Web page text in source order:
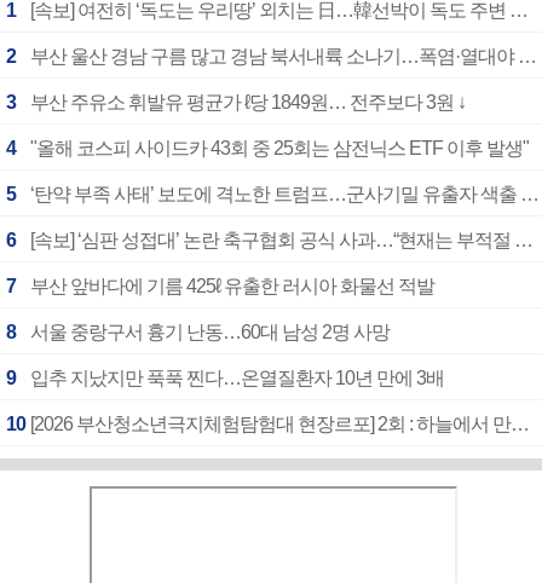
1 [속보] 여전히 ‘독도는 우리땅’ 외치는 日…韓선박이 독도 주변 해양조사 활동하자 반발
2 부산 울산 경남 구름 많고 경남 북서내륙 소나기…폭염·열대야 계속
3 부산 주유소 휘발유 평균가 ℓ당 1849원… 전주보다 3원 ↓
4 "올해 코스피 사이드카 43회 중 25회는 삼전닉스 ETF 이후 발생"
5 ‘탄약 부족 사태’ 보도에 격노한 트럼프…군사기밀 유출자 색출 지시
6 [속보] ‘심판 성접대’ 논란 축구협회 공식 사과…“현재는 부적절 행위 없어”
7 부산 앞바다에 기름 425ℓ 유출한 러시아 화물선 적발
8 서울 중랑구서 흉기 난동…60대 남성 2명 사망
9 입추 지났지만 푹푹 찐다…온열질환자 10년 만에 3배
10 [2026 부산청소년극지체험탐험대 현장르포] 2회 : 하늘에서 만난 얼음의 나라